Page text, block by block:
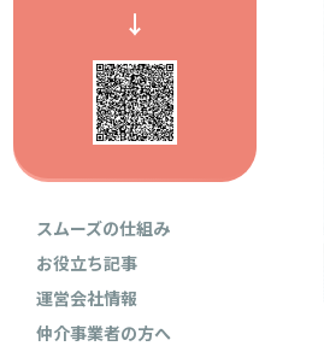
↓
スムーズの仕組み
お役立ち記事
運営会社情報
仲介事業者の方へ